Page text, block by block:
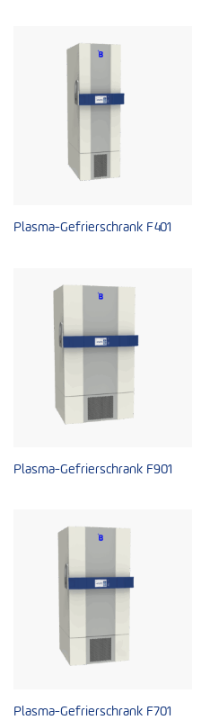
Plasma-Gefrierschrank F401
Plasma-Gefrierschrank F901
Plasma-Gefrierschrank F701